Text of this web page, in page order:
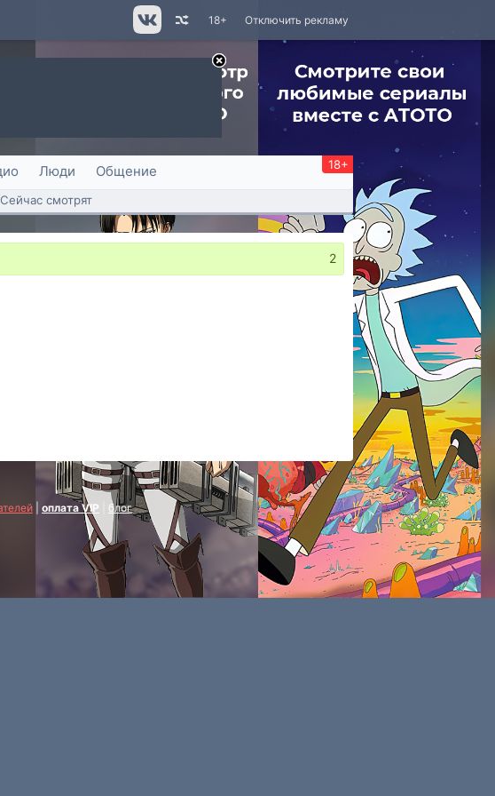
Отключить рекламу
18+
Люди Общение 18+
Сейчас смотрят
2
оплата VIP
блог